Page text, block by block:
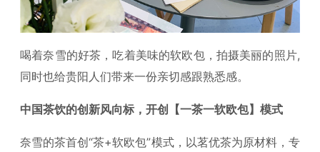
喝着奈雪的好茶，吃着美味的软欧包，拍摄美丽的照片,
同时也给贵阳人们带来一份亲切感跟熟悉感。
中国茶饮的创新风向标，开创【一茶一软欧包】模式
奈雪的茶首创“茶+软欧包”模式，以茗优茶为原材料，专